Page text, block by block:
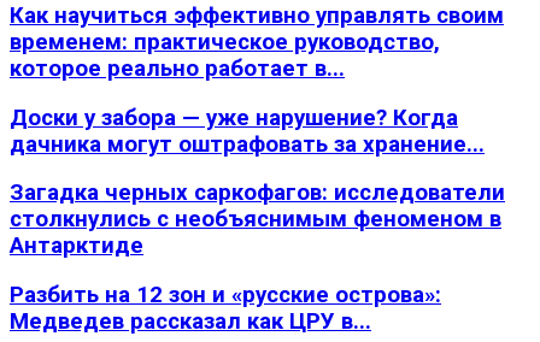
Как научиться эффективно управлять своим
временем: практическое руководство,
которое реально работает в...
Доски у забора — уже нарушение? Когда
дачника могут оштрафовать за хранение...
Загадка черных саркофагов: исследователи
столкнулись с необъяснимым феноменом в
Антарктиде
Разбить на 12 зон и «русские острова»:
Медведев рассказал как ЦРУ в...